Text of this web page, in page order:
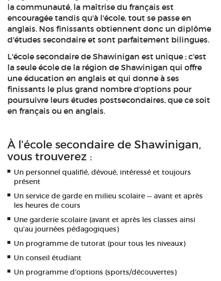
la communauté, la maîtrise du français est
encouragée tandis qu'à l'école, tout se passe en
anglais. Nos finissants obtiennent donc un diplôme
d'études secondaire et sont parfaitement bilingues.
L'école secondaire de Shawinigan est unique ; c'est
la seule école de la région de Shawinigan qui offre
une éducation en anglais et qui donne à ses
finissants le plus grand nombre d'options pour
poursuivre leurs études postsecondaires, que ce soit
en français ou en anglais.
À l'école secondaire de Shawinigan,
vous trouverez :
Un personnel qualifié, dévoué, intéressé et toujours
présent
Un service de garde en milieu scolaire — avant et après
les heures de cours
Une garderie scolaire (avant et après les classes ainsi
qu'au journées pédagogiques)
Un programme de tutorat (pour tous les niveaux)
Un conseil étudiant
Un programme d'options (sports/découvertes)